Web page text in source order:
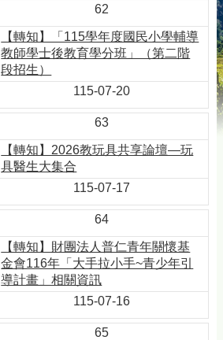
62
【轉知】「115學年度國民小學輔導
教師學士後教育學分班」（第二階
段招生）
115-07-20
63
【轉知】2026教玩具共享論壇—玩
具醫生大集合
115-07-17
64
【轉知】財團法人普仁青年關懷基
金會116年「大手拉小手~青少年引
導計畫」相關資訊
115-07-16
65